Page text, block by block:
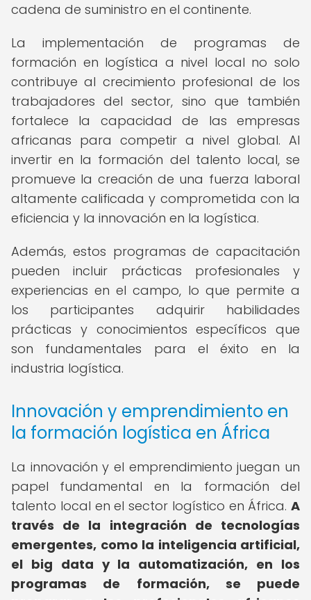
cadena de suministro en el continente.
La implementación de programas de
formación en logística a nivel local no solo
contribuye al crecimiento profesional de los
trabajadores del sector, sino que también
fortalece la capacidad de las empresas
africanas para competir a nivel global. Al
invertir en la formación del talento local, se
promueve la creación de una fuerza laboral
altamente calificada y comprometida con la
eficiencia y la innovación en la logística.
Además, estos programas de capacitación
pueden incluir prácticas profesionales y
experiencias en el campo, lo que permite a
los participantes adquirir habilidades
prácticas y conocimientos específicos que
son fundamentales para el éxito en la
industria logística.
Innovación y emprendimiento en
la formación logística en África
La innovación y el emprendimiento juegan un
papel fundamental en la formación del
talento local en el sector logístico en África. A
través de la integración de tecnologías
emergentes, como la inteligencia artificial,
el big data y la automatización, en los
programas de formación, se puede